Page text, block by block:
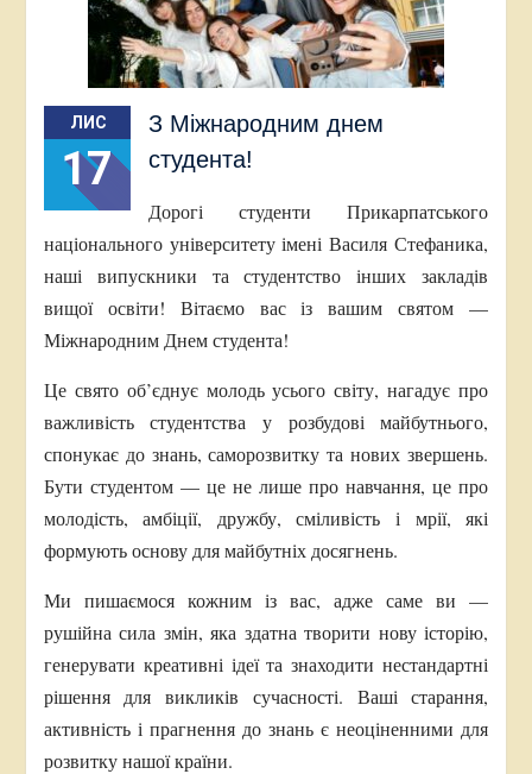
ЛИС
17
З Міжнародним днем
студента!
Дорогі студенти Прикарпатського
національного університету імені Василя Стефаника,
наші випускники та студентство інших закладів
вищої освіти! Вітаємо вас із вашим святом —
Міжнародним Днем студента!
Це свято об’єднує молодь усього світу, нагадує про
важливість студентства у розбудові майбутнього,
спонукає до знань, саморозвитку та нових звершень.
Бути студентом — це не лише про навчання, це про
молодість, амбіції, дружбу, сміливість і мрії, які
формують основу для майбутніх досягнень.
Ми пишаємося кожним із вас, адже саме ви —
рушійна сила змін, яка здатна творити нову історію,
генерувати креативні ідеї та знаходити нестандартні
рішення для викликів сучасності. Ваші старання,
активність і прагнення до знань є неоціненними для
розвитку нашої країни.